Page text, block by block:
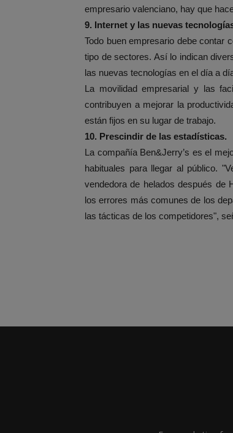
empresario valenciano, hay que
9. Internet y las nuevas
Todo buen empresario debe contar
tipo de sectores. Así lo indican
las nuevas tecnologías en el día a
La movilidad empresarial y las
contribuyen a mejorar la
están fijos en su lugar de trabajo.
10. Prescindir de las estadísticas.
La compañía Ben&Jerry’s es el
habituales para llegar al público.
vendedora de helados después de
los errores más comunes de los
las tácticas de los competidores",